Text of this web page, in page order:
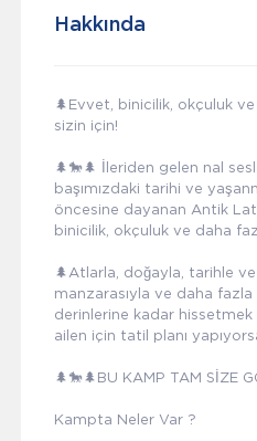
Hakkında
🌲Evvet, binicilik, okçuluk
sizin için!
🌲🐎🌲 İleriden gelen nal
başımızdaki tarihi ve
öncesine dayanan Antik
binicilik, okçuluk ve daha
🌲Atlarla, doğayla, tarihle
manzarasıyla ve daha
derinlerine kadar hissetmek
ailen için tatil planı
🌲🐎🌲BU KAMP TAM SİZE
Kampta Neler Var ?